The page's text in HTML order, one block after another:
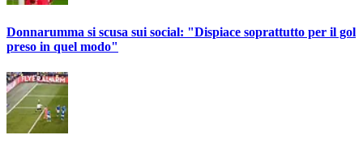
Donnarumma si scusa sui social: "Dispiace soprattutto per il gol
preso in quel modo"